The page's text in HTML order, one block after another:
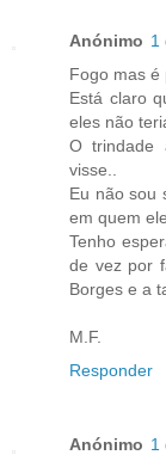
Anónimo 1
Fogo mas é
Está claro
eles não
O trindade
visse..
Eu não sou
em quem
Tenho
de vez por
Borges e a
M.F.
Responder
Anónimo 1